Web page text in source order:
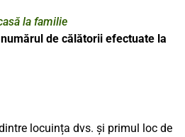
la familie
numărul de călătorii efectuate la
locuința dvs. și primul loc de